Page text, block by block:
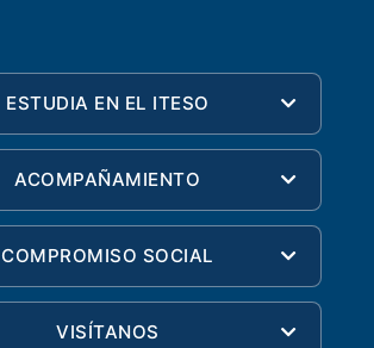
ESTUDIA EN EL ITESO
ACOMPAÑAMIENTO
COMPROMISO SOCIAL
VISÍTANOS